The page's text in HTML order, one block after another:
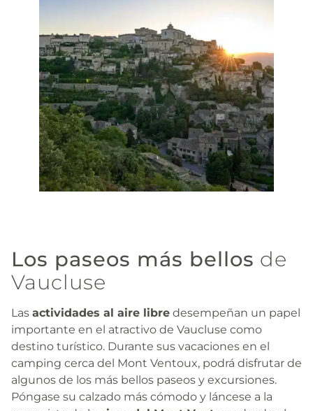
Los paseos más bellos de
Vaucluse
Las actividades al aire libre desempeñan un papel
importante en el atractivo de Vaucluse como
destino turístico. Durante sus vacaciones en el
camping cerca del Mont Ventoux, podrá disfrutar de
algunos de los más bellos paseos y excursiones.
Póngase su calzado más cómodo y láncese a la